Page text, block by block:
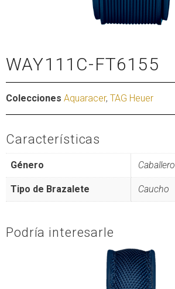
WAY111C-FT6155
Colecciones Aquaracer, TAG Heuer
Características
Género Caballero
Tipo de Brazalete Caucho
Podría interesarle